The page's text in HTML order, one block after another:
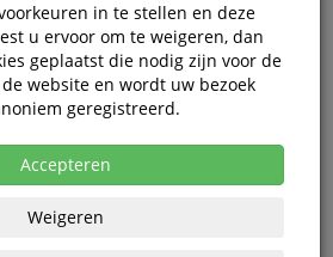
Philips Magic 5 Tcr
Chip
BTW bij aankoop van minimaal 10
in te stellen en deze
u ervoor om te weigeren, dan
geplaatst die nodig zijn voor de
website en wordt uw bezoek
geregistreerd.
Accepteren
Weigeren